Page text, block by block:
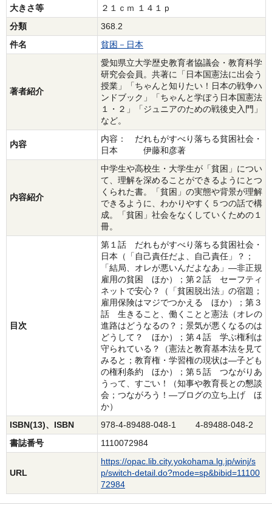
大きさ等
２１ｃｍ １４１ｐ
分類
368.2
件名
貧困－日本
著者紹介
愛知県立大学歴史教育者協議会・教育科学
研究会会員。共著に「日本国憲法に出会う
授業」「ちゃんと知りたい！日本の戦争ハ
ンドブック」「ちゃんと学ぼう日本国憲法
１・２」「ジュニアのための戦後史入門」
など。
内容
内容： だれもがすべり落ちる貧困社会・
日本 伊藤和彦著
内容紹介
中学生や高校生・大学生が「貧困」につい
て、理解を深めることができるようにとつ
くられた書。「貧困」の実態や背景が理解
できるように、わかりやすく５つの話で構
成。「貧困」社会をなくしていくための１
冊。
目次
第１話 だれもがすべり落ちる貧困社会・
日本（「自己責任だよ、自己責任」？；
「結局、オレが悪いんだよなあ」―非正規
雇用の貧困 ほか）；第２話 セーフティ
ネットで安心？（「貧困脱出法」の宿題；
雇用保険はマジでつかえる ほか）；第３
話 生きること、働くことと憲法（オレの
進路はどうなるの？；景気が悪くなるのは
どうして？ ほか）；第４話 学ぶ権利は
守られている？（憲法と教育基本法を見て
みると；教育権・学習権の現状は―子ども
の権利条約 ほか）；第５話 つながりあ
うって、すごい！（知事や教育長との懇談
会；つながろう！―ブログの立ち上げ ほ
か）
ISBN(13)、ISBN
978-4-89488-048-1 4-89488-048-2
書誌番号
1110072984
URL
https://opac.lib.city.yokohama.lg.jp/winj/s
p/switch-detail.do?mode=sp&bibid=11100
72984